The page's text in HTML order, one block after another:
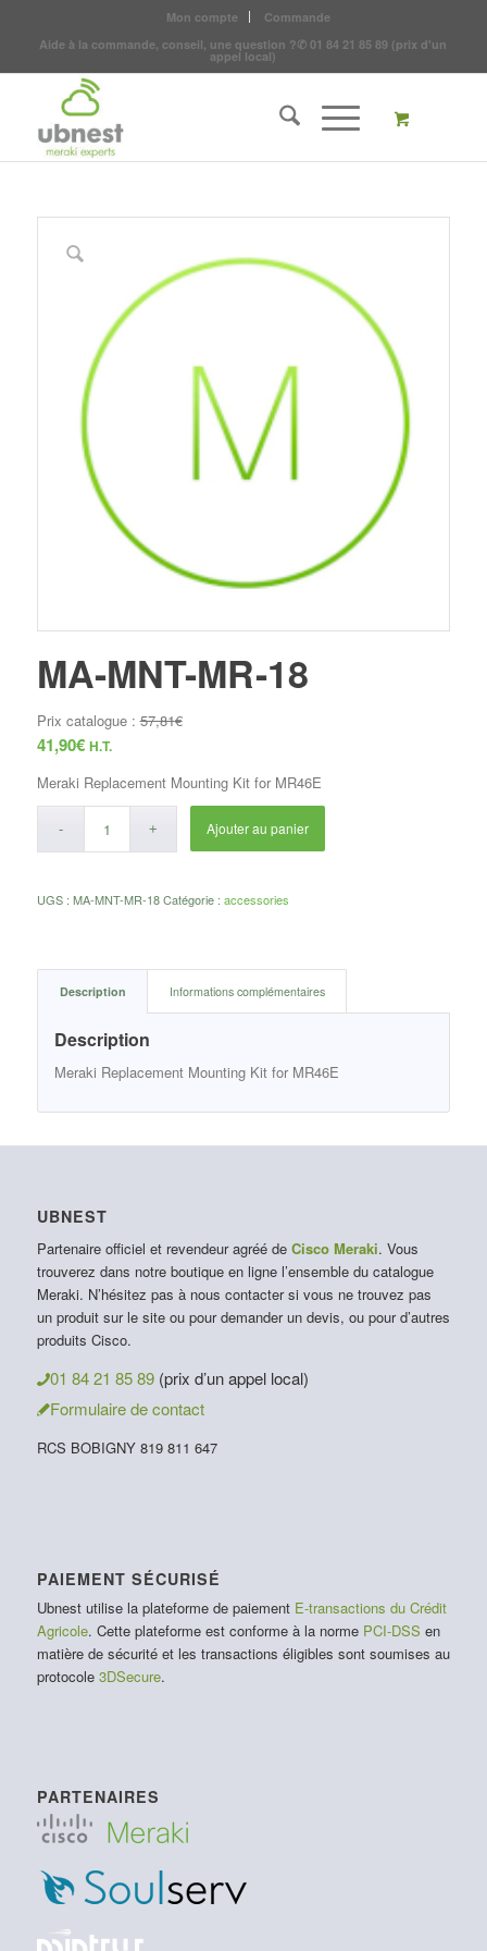
Mon compte
Commande
Aide à la commande, conseil, une question ?✆ 01 84 21 85 89 (prix d'un
appel local)
MA-MNT-MR-18
Prix catalogue :57,81€
41,90€ H.T.
Meraki Replacement Mounting Kit for MR46E
Ajouter au panier
UGS : MA-MNT-MR-18 Catégorie : accessories
Description Informations complémentaires
Description
Meraki Replacement Mounting Kit for MR46E
UBNEST
Partenaire officiel et revendeur agréé de Cisco Meraki. Vous
trouverez dans notre boutique en ligne l’ensemble du catalogue
Meraki. N’hésitez pas à nous contacter si vous ne trouvez pas
un produit sur le site ou pour demander un devis, ou pour d’autres
produits Cisco.
01 84 21 85 89 (prix d’un appel local)
Formulaire de contact
RCS BOBIGNY 819 811 647
PAIEMENT SÉCURISÉ
Ubnest utilise la plateforme de paiement E-transactions du Crédit
Agricole. Cette plateforme est conforme à la norme PCI-DSS en
matière de sécurité et les transactions éligibles sont soumises au
protocole 3DSecure.
PARTENAIRES